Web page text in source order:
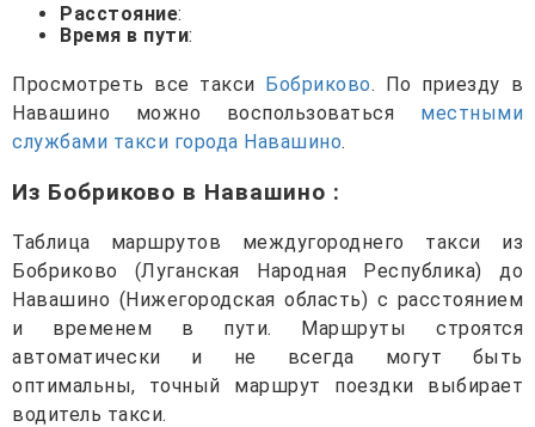
Расстояние:
Время в пути:
Просмотреть все такси Бобриково. По приезду в
Навашино можно воспользоваться местными
службами такси города Навашино.
Из Бобриково в Навашино :
Таблица маршрутов междугороднего такси из
Бобриково (Луганская Народная Республика) до
Навашино (Нижегородская область) с расстоянием
и временем в пути. Маршруты строятся
автоматически и не всегда могут быть
оптимальны, точный маршрут поездки выбирает
водитель такси.